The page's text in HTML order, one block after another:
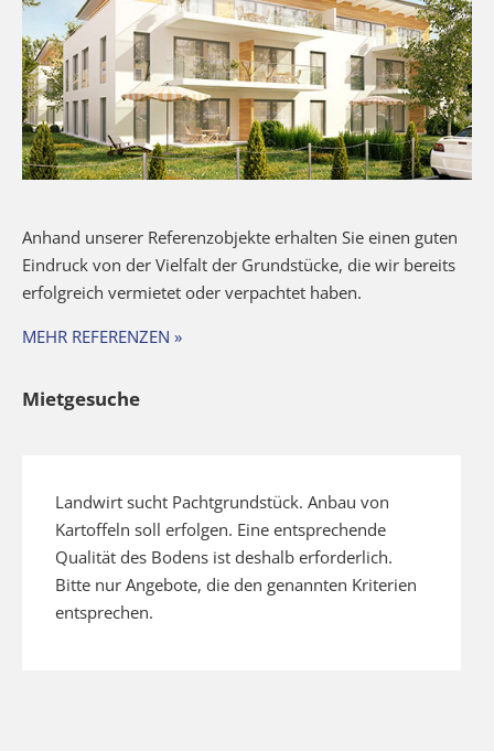
Anhand unserer Referenzobjekte erhalten Sie einen guten
Eindruck von der Vielfalt der Grundstücke, die wir bereits
erfolgreich vermietet oder verpachtet haben.
MEHR REFERENZEN »
Mietgesuche
Landwirt sucht Pachtgrundstück. Anbau von
Kartoffeln soll erfolgen. Eine entsprechende
Qualität des Bodens ist deshalb erforderlich.
Bitte nur Angebote, die den genannten Kriterien
entsprechen.